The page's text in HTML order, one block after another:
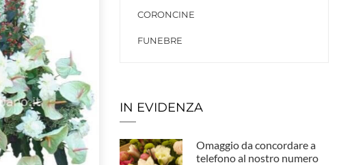
CORONCINE
FUNEBRE
IN EVIDENZA
Omaggio da concordare a
telefono al nostro numero